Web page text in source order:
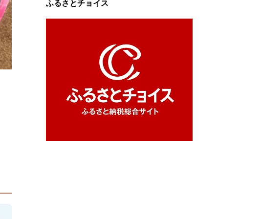
ふるさとチョイス